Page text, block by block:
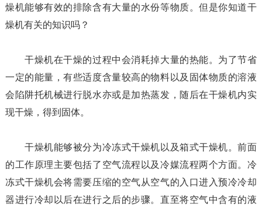
燥机能够有效的排除含有大量的水份等物质。但是你知道干
燥机有关的知识吗？
干燥机在干燥的过程中会消耗掉大量的热能。为了节省
一定的能量，有些适度含量较高的物料以及固体物质的溶液
会陷阱托机械进行脱水亦或是加热蒸发，随后在干燥机内实
现干燥，得到固体。
干燥机能够被分为冷冻式干燥机以及箱式干燥机。前面
的工作原理主要包括了空气流程以及冷媒流程两个方面。冷
冻式干燥机会将需要压缩的空气从空气的入口进入预冷冷却
器进行冷却以后在进行之后的步骤。直至将空气中含有的液